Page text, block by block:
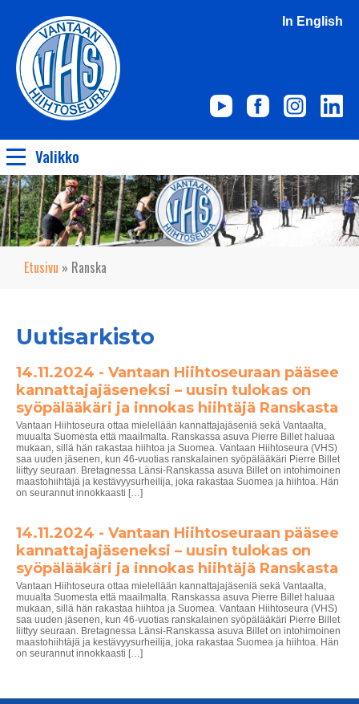
In English
Valikko
Etusivu » Ranska
Uutisarkisto
14.11.2024 - Vantaan Hiihtoseuraan pääsee
kannattajajäseneksi – uusin tulokas on
syöpälääkäri ja innokas hiihtäjä Ranskasta
Vantaan Hiihtoseura ottaa mielellään kannattajajäseniä sekä Vantaalta,
muualta Suomesta että maailmalta. Ranskassa asuva Pierre Billet haluaa
mukaan, sillä hän rakastaa hiihtoa ja Suomea. Vantaan Hiihtoseura (VHS)
saa uuden jäsenen, kun 46-vuotias ranskalainen syöpälääkäri Pierre Billet
liittyy seuraan. Bretagnessa Länsi-Ranskassa asuva Billet on intohimoinen
maastohiihtäjä ja kestävyysurheilija, joka rakastaa Suomea ja hiihtoa. Hän
on seurannut innokkaasti […]
14.11.2024 - Vantaan Hiihtoseuraan pääsee
kannattajajäseneksi – uusin tulokas on
syöpälääkäri ja innokas hiihtäjä Ranskasta
Vantaan Hiihtoseura ottaa mielellään kannattajajäseniä sekä Vantaalta,
muualta Suomesta että maailmalta. Ranskassa asuva Pierre Billet haluaa
mukaan, sillä hän rakastaa hiihtoa ja Suomea. Vantaan Hiihtoseura (VHS)
saa uuden jäsenen, kun 46-vuotias ranskalainen syöpälääkäri Pierre Billet
liittyy seuraan. Bretagnessa Länsi-Ranskassa asuva Billet on intohimoinen
maastohiihtäjä ja kestävyysurheilija, joka rakastaa Suomea ja hiihtoa. Hän
on seurannut innokkaasti […]